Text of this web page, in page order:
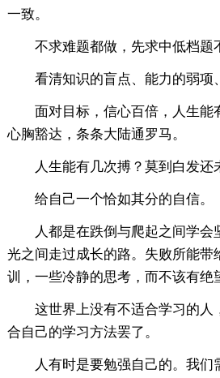
一致。
不求难题都做，先求中低档题
看清知识的盲点、能力的弱项
面对目标，信心百倍，人生能
心胸豁达，条条大陆通罗马。
人生能有几次搏？莫到白发还
给自己一个恰如其分的自信。
人都是在跌倒与爬起之间学会
光之间走过成长的路。失败所能带
训，一些冷静的思考，而不该有绝
这世界上没有不适合学习的人
合自己的学习方法罢了。
人有时是要勉强自己的。我们